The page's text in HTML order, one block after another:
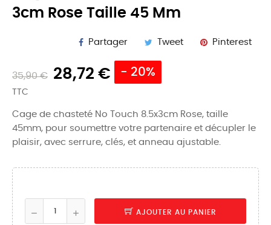
3cm Rose Taille 45 Mm
Partager Tweet Pinterest
35,90 € 28,72 € - 20%
TTC
Cage de chasteté No Touch 8.5x3cm Rose, taille
45mm, pour soumettre votre partenaire et décupler le
plaisir, avec serrure, clés, et anneau ajustable.
AJOUTER AU PANIER